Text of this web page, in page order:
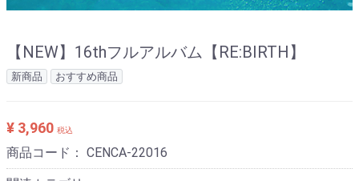
【NEW】16thフルアルバム【RE:BIRTH】‬
新商品 おすすめ商品
¥ 3,960 税込
商品コード： CENCA-22016